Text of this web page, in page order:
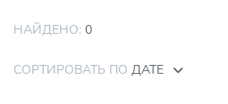
НАЙДЕНО: 0
СОРТИРОВАТЬ ПО ДАТЕ